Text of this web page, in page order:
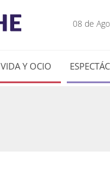
08 de
VIDA Y OCIO